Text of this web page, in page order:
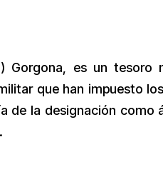
Gorgona, es un
que han impuesto
de la designación como